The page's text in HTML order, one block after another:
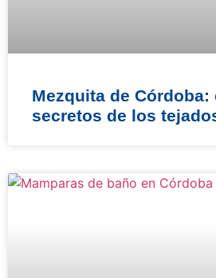
Mezquita de Córdoba:
secretos de los